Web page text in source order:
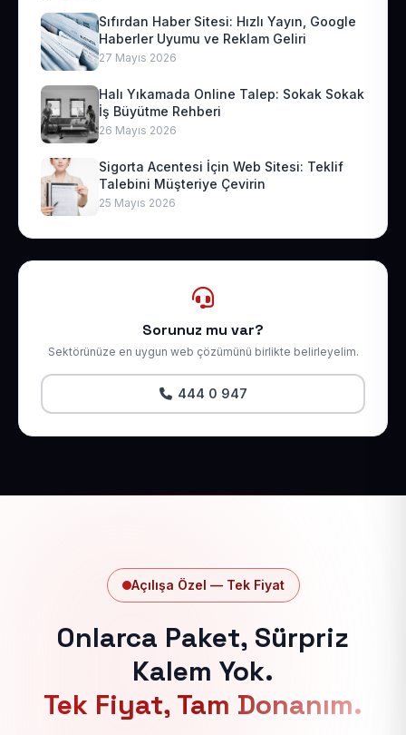
Sıfırdan Haber Sitesi: Hızlı Yayın, Google
Haberler Uyumu ve Reklam Geliri
27 Mayıs 2026
Halı Yıkamada Online Talep: Sokak Sokak
İş Büyütme Rehberi
26 Mayıs 2026
Sigorta Acentesi İçin Web Sitesi: Teklif
Talebini Müşteriye Çevirin
25 Mayıs 2026
Sorunuz mu var?
Sektörünüze en uygun web çözümünü birlikte belirleyelim.
444 0 947
Açılışa Özel — Tek Fiyat
Onlarca Paket, Sürpriz
Kalem Yok.
Tek Fiyat, Tam Donanım.